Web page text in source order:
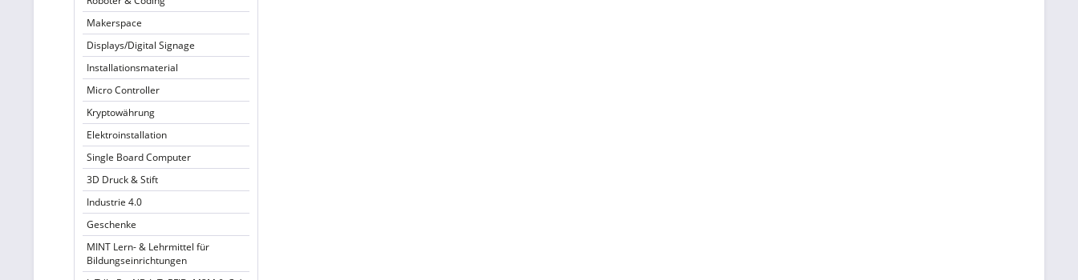
Makerspace
Displays/Digital Signage
Installationsmaterial
Micro Controller
Kryptowährung
Elektroinstallation
Single Board Computer
3D Druck & Stift
Industrie 4.0
Geschenke
MINT Lern- & Lehrmittel für
Bildungseinrichtungen